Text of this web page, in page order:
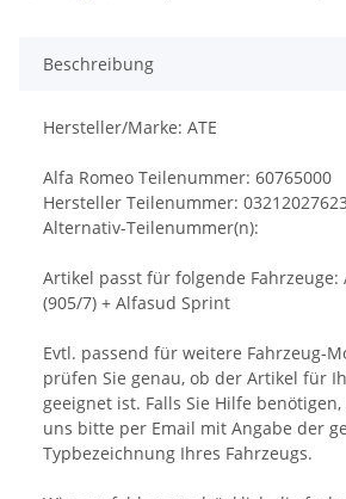
Beschreibung
Hersteller/Marke: ATE
Alfa Romeo Teilenummer: 60765000
Hersteller Teilenummer: 03212027623
Alternativ-Teilenummer(n):
Artikel passt für folgende Fahrzeuge:
(905/7) + Alfasud Sprint
Evtl. passend für weitere Fahrzeug-
prüfen Sie genau, ob der Artikel für
geeignet ist. Falls Sie Hilfe
uns bitte per Email mit Angabe der
Typbezeichnung Ihres Fahrzeugs.